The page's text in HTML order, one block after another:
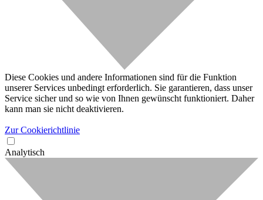
Diese Cookies und andere Informationen sind für die Funktion
unserer Services unbedingt erforderlich. Sie garantieren, dass unser
Service sicher und so wie von Ihnen gewünscht funktioniert. Daher
kann man sie nicht deaktivieren.
Zur Cookierichtlinie
Analytisch